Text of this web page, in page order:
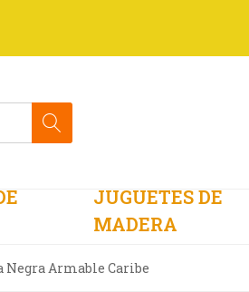
JUGUETES DE
MADERA
Negra Armable Caribe